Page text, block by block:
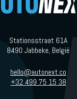
Stationsstraat 61A
8490 Jabbeke, België
hello@autonext.co
+32 499 75 15 38